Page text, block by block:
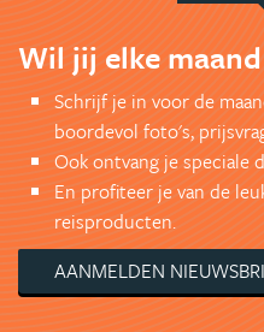
Wil jij elke
Schrijf je in voor de
boordevol foto's,
Ook ontvang je speciale
En profiteer je van de
reisproducten.
AANMELDEN